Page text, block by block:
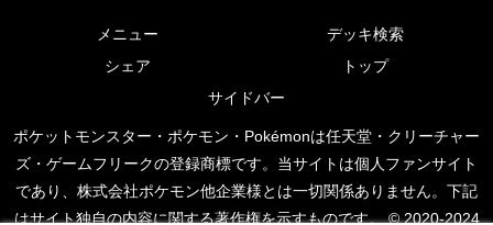
メニュー
デッキ検索
シェア
トップ
サイドバー
ポケットモンスター・ポケモン・Pokémonは任天堂・クリーチャー
ズ・ゲームフリークの登録商標です。当サイトは個人ファンサイト
であり、株式会社ポケモン他企業様とは一切関係ありません。下記
はサイト独自の内容に関する著作権を示すものです。 © 2020-2024